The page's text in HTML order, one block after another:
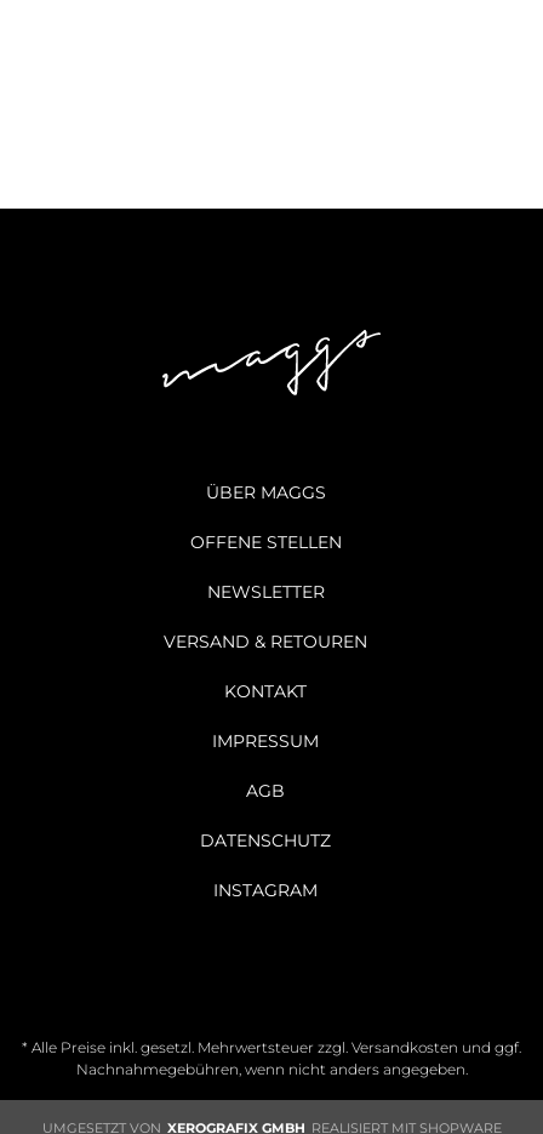
ÜBER MAGGS
OFFENE STELLEN
NEWSLETTER
VERSAND & RETOUREN
KONTAKT
IMPRESSUM
AGB
DATENSCHUTZ
INSTAGRAM
* Alle Preise inkl. gesetzl. Mehrwertsteuer zzgl. Versandkosten und ggf.
Nachnahmegebühren, wenn nicht anders angegeben.
UMGESETZT VON XEROGRAFIX GMBH REALISIERT MIT SHOPWARE